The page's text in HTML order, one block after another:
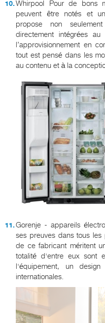
Whirpool Pour de bons
peuvent être notés et
propose non
directement intégrées
l’approvisionnement en
tout est pensé dans les
au contenu et à la
Gorenje - appareils
ses preuves dans tous
de ce fabricant méritent
totalité d'entre eux sont
l'équipement, un
internationales.